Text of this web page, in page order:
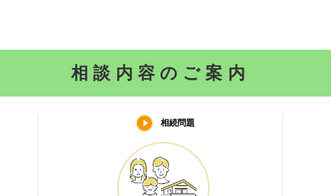
相談内容のご案内
相続問題